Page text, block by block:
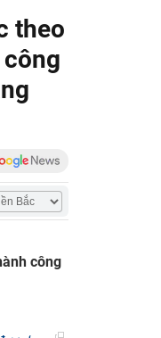
theo
công